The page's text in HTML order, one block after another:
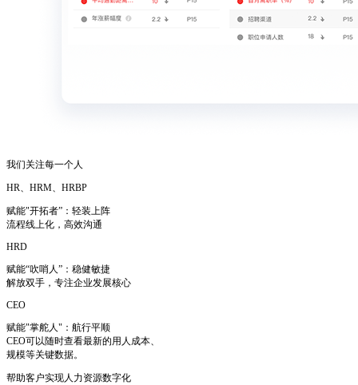
我们关注每一个人
HR、HRM、HRBP
赋能"开拓者”：轻装上阵
流程线上化，高效沟通
HRD
赋能“吹哨人”：稳健敏捷
解放双手，专注企业发展核心
CEO
赋能"掌舵人"：航行平顺
CEO可以随时查看最新的用人成本、
规模等关键数据。
帮助客户实现人力资源数字化